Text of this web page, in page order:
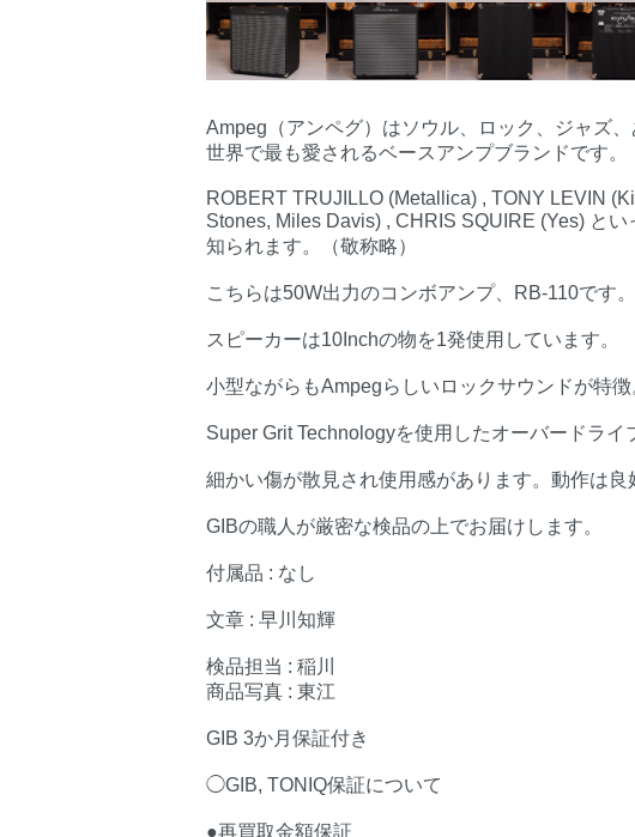
Ampeg（アンペグ）はソウル、ロック、ジャズ
世界で最も愛されるベースアンプブランドです。
ROBERT TRUJILLO (Metallica) , TONY LEVIN
Stones, Miles Davis) , CHRIS SQUIRE (Yes) と
知られます。（敬称略）
こちらは50W出力のコンボアンプ、RB-110です。
スピーカーは10Inchの物を1発使用しています。
小型ながらもAmpegらしいロックサウンドが特徴
Super Grit Technologyを使用したオーバードライ
細かい傷が散見され使用感があります。動作は良
GIBの職人が厳密な検品の上でお届けします。
付属品 : なし
文章 : 早川知輝
検品担当 : 稲川
商品写真 : 東江
GIB 3か月保証付き
◯GIB, TONIQ保証について
●再買取金額保証